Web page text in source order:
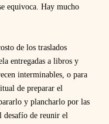
equivoca. Hay mucho
de los traslados
entregadas a libros y
interminables, o para
de preparar el
y plancharlo por las
desafío de reunir el